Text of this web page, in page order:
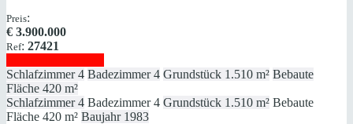
Preis:
€ 3.900.000
Ref: 27421
Schlafzimmer 4 Badezimmer 4 Grundstück 1.510 m² Bebaute
Fläche 420 m²
Schlafzimmer 4 Badezimmer 4 Grundstück 1.510 m² Bebaute
Fläche 420 m² Baujahr 1983